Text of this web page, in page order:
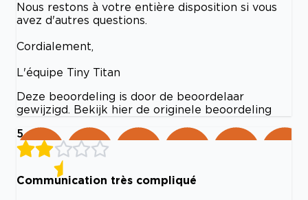
Nous restons à votre entière disposition si vous
avez d'autres questions.
Cordialement,
L'équipe Tiny Titan
Deze beoordeling is door de beoordelaar
gewijzigd. Bekijk hier de originele beoordeling
5
Communication très compliqué